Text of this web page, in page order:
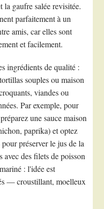
la gaufre salée revisitée.
parfaitement à un
amis, car elles sont
et facilement.
ingrédients de qualité :
souples ou maison
viandes ou
Par exemple, pour
une sauce maison
paprika) et optez
préserver le jus de la
avec des filets de poisson
: l'idée est
— croustillant, moelleux